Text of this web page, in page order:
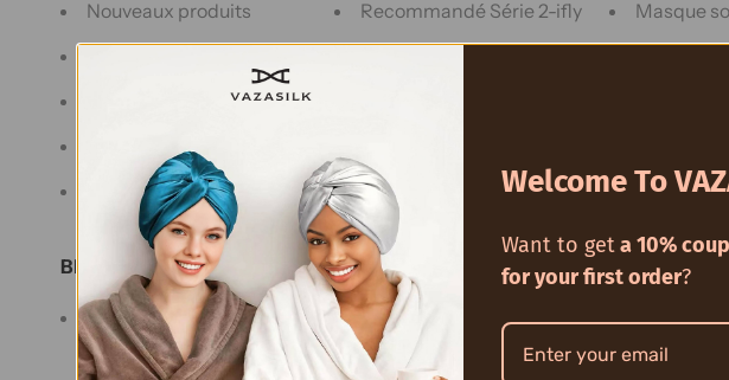
Nouveaux produits
Capot d'impression
Masque d'impression
Recommandé Série 2-ifly
Masques de sommeil
Masque
Vente de
Blogues
Blogues
Welcome To
Want to geta 10%
for your first order?